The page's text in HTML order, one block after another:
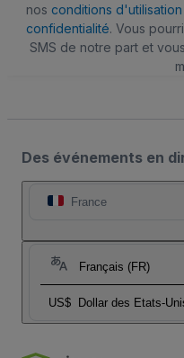
nos conditions d'utilisation
confidentialité. Vous
SMS de notre part et
Des événements en
France
Français (FR)
US$ Dollar des Etats-